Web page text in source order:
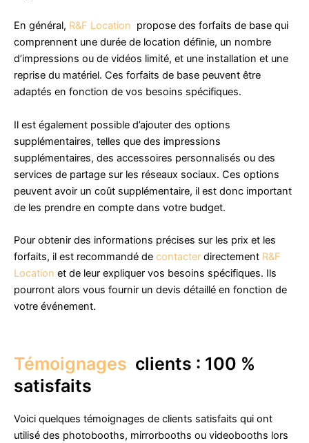
En général, R&F Location propose des forfaits de base qui
comprennent une durée de location définie, un nombre
d’impressions ou de vidéos limité, et une installation et une
reprise du matériel. Ces forfaits de base peuvent être
adaptés en fonction de vos besoins spécifiques.
Il est également possible d’ajouter des options
supplémentaires, telles que des impressions
supplémentaires, des accessoires personnalisés ou des
services de partage sur les réseaux sociaux. Ces options
peuvent avoir un coût supplémentaire, il est donc important
de les prendre en compte dans votre budget.
Pour obtenir des informations précises sur les prix et les
forfaits, il est recommandé de contacter directement R&F
Location et de leur expliquer vos besoins spécifiques. Ils
pourront alors vous fournir un devis détaillé en fonction de
votre événement.
Témoignages clients : 100 %
satisfaits
Voici quelques témoignages de clients satisfaits qui ont
utilisé des photobooths, mirrorbooths ou videobooths lors